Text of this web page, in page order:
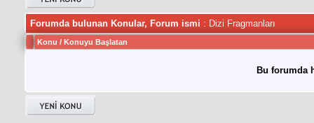
Forumda bulunan Konular, Forum ismi : Dizi Fragmanları
Konu / Konuyu Başlatan
Bu forumda